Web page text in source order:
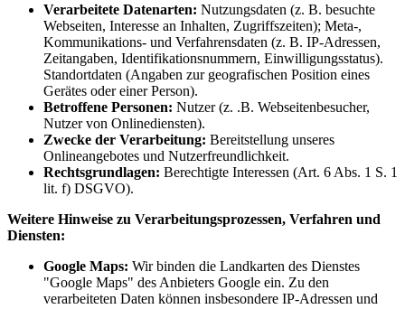
Verarbeitete Datenarten: Nutzungsdaten (z. B. besuchte
Webseiten, Interesse an Inhalten, Zugriffszeiten); Meta-,
Kommunikations- und Verfahrensdaten (z. B. IP-Adressen,
Zeitangaben, Identifikationsnummern, Einwilligungsstatus).
Standortdaten (Angaben zur geografischen Position eines
Gerätes oder einer Person).
Betroffene Personen: Nutzer (z. .B. Webseitenbesucher,
Nutzer von Onlinediensten).
Zwecke der Verarbeitung: Bereitstellung unseres
Onlineangebotes und Nutzerfreundlichkeit.
Rechtsgrundlagen: Berechtigte Interessen (Art. 6 Abs. 1 S. 1
lit. f) DSGVO).
Weitere Hinweise zu Verarbeitungsprozessen, Verfahren und
Diensten:
Google Maps: Wir binden die Landkarten des Dienstes
"Google Maps" des Anbieters Google ein. Zu den
verarbeiteten Daten können insbesondere IP-Adressen und